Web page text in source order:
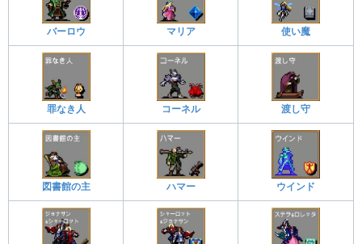
バーロウ マリア 使い魔
罪なき人 コーネル 渡し守
図書館の主 ハマー ウインド